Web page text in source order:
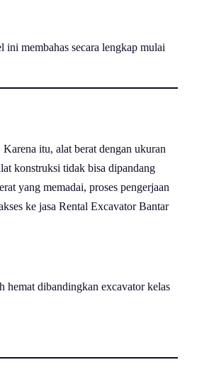
membahas secara lengkap mulai
itu, alat berat dengan ukuran
konstruksi tidak bisa dipandang
yang memadai, proses pengerjaan
ke jasa Rental Excavator Bantar
hemat dibandingkan excavator kelas